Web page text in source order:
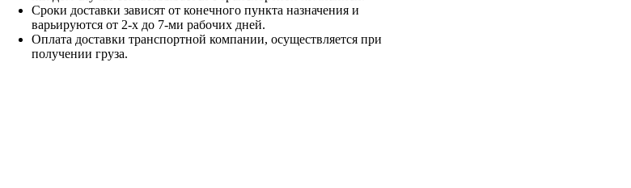
Сроки доставки зависят от конечного пункта назначения и
варьируются от 2-х до 7-ми рабочих дней.
Оплата доставки транспортной компании, осуществляется при
получении груза.